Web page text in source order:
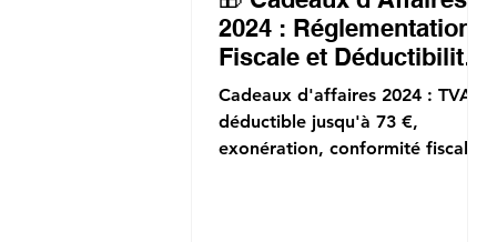
2024 : Réglementation
Fiscale et Déductibilité
🎁
Cadeaux d'affaires 2024 : TVA
déductible jusqu'à 73 €,
exonération, conformité fiscale.